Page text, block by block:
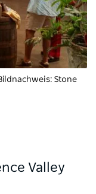
Stone
Valley